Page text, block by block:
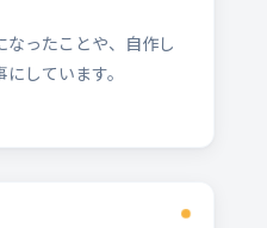
なったことや、自作し
しています。